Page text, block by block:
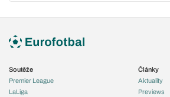
Soutěže
Premier League
LaLiga
Články
Aktuality
Previews